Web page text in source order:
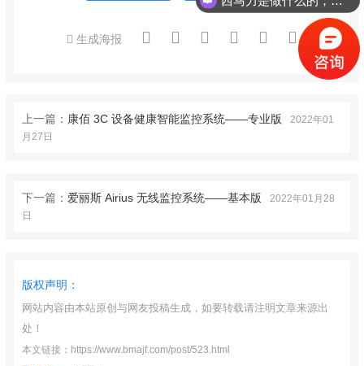
生成海报
上一篇： 康佰 3C 设备健康智能监控系统——专业版
2022年01
月27日
下一篇： 爱丽斯 Airius 无线监控系统——基本版
2022年01月28
日
版权声明：
网站内容由本站原创与网友投稿生成，如要转载请注明文章来源出
处！
本文链接：https://www.bmajf.com/post/523.html